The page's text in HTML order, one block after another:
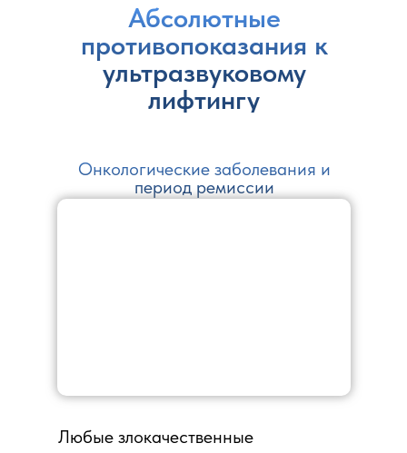
Абсолютные
противопоказания к
ультразвуковому
лифтингу
Онкологические заболевания и
период ремиссии
Любые злокачественные